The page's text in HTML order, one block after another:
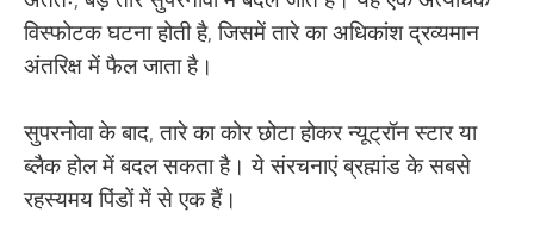
विस्फोटक घटना होती है, जिसमें तारे का अधिकांश द्रव्यमान
अंतरिक्ष में फैल जाता है।
सुपरनोवा के बाद, तारे का कोर छोटा होकर न्यूट्रॉन स्टार या
ब्लैक होल में बदल सकता है। ये संरचनाएं ब्रह्मांड के सबसे
रहस्यमय पिंडों में से एक हैं।